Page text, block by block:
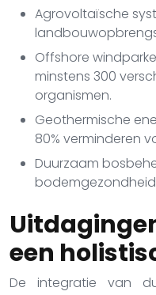
Agrovoltaïsche
Offshore
minstens 300
organismen.
Geothermische
80% verminderen
Duurzaam
een
De integratie van